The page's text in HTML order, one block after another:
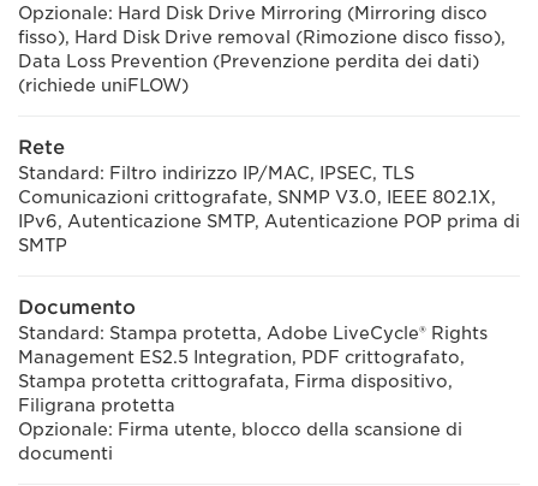
Opzionale: Hard Disk Drive Mirroring (Mirroring disco
fisso), Hard Disk Drive removal (Rimozione disco fisso),
Data Loss Prevention (Prevenzione perdita dei dati)
(richiede uniFLOW)
Rete
Standard: Filtro indirizzo IP/MAC, IPSEC, TLS
Comunicazioni crittografate, SNMP V3.0, IEEE 802.1X,
IPv6, Autenticazione SMTP, Autenticazione POP prima di
SMTP
Documento
Standard: Stampa protetta, Adobe LiveCycle® Rights
Management ES2.5 Integration, PDF crittografato,
Stampa protetta crittografata, Firma dispositivo,
Filigrana protetta
Opzionale: Firma utente, blocco della scansione di
documenti